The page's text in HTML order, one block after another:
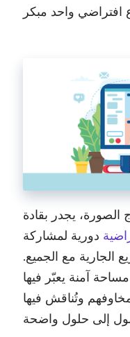
يجدر بقادة
دورية لمشاركة
الجارية مع الجميع.
آمنة يعبّر فيها
وتُناقش فيها